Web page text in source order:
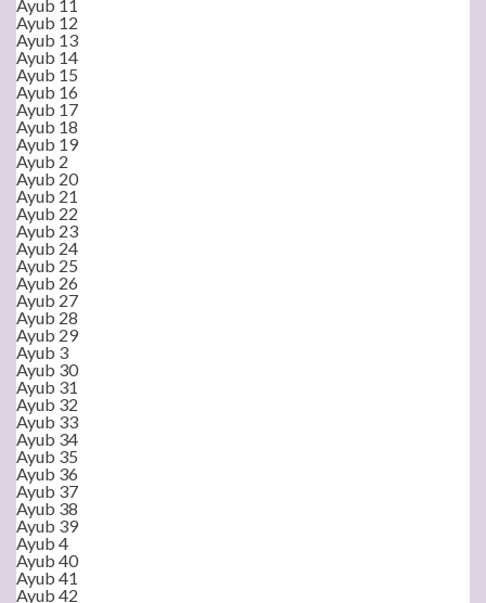
Ayub 11
Ayub 12
Ayub 13
Ayub 14
Ayub 15
Ayub 16
Ayub 17
Ayub 18
Ayub 19
Ayub 2
Ayub 20
Ayub 21
Ayub 22
Ayub 23
Ayub 24
Ayub 25
Ayub 26
Ayub 27
Ayub 28
Ayub 29
Ayub 3
Ayub 30
Ayub 31
Ayub 32
Ayub 33
Ayub 34
Ayub 35
Ayub 36
Ayub 37
Ayub 38
Ayub 39
Ayub 4
Ayub 40
Ayub 41
Ayub 42